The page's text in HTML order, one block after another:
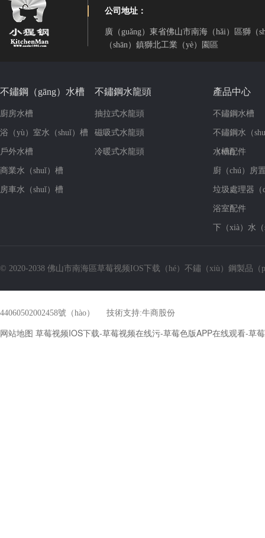
公司地址：
廣（guǎng）東省佛山市南海（hǎi）區獅（
（shān）鎮獅北工業（yè）園區
不鏽鋼（gāng）水槽
廚房水槽
浴（yù）室水（shuǐ）槽
戶外水槽
商業水（shuǐ）槽
房車水（shuǐ）槽
不鏽鋼水龍頭
抽拉式水龍頭
磁吸式水龍頭
冷暖式水龍頭
產品中心
不鏽鋼水槽
不鏽鋼水（
（tóu）
水槽配件
廚（chú）房
垃圾處理器（
浴室配件
下（xià）水
© 2020-2038 佛山市南海區草莓视频IOS下载（hé）不鏽（xiù）鋼製品（
44060502002458號（hào） 技術支持:牛商股份
网站地图 草莓视频IOS下载-草莓视频在线污-草莓色版APP在线观看-草